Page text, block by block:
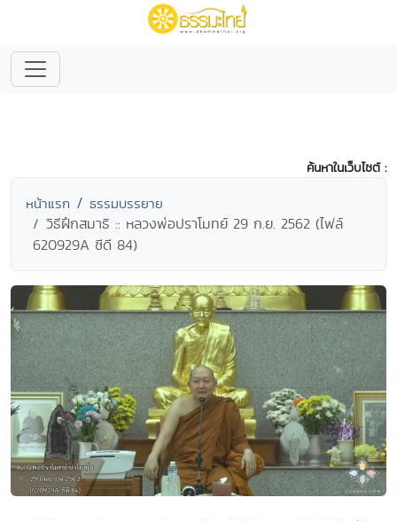
ค้นหาในเว็บไซต์ :
หน้าแรก ธรรมบรรยาย
วิธีฝึกสมาธิ :: หลวงพ่อปราโมทย์ 29 ก.ย. 2562 (ไฟล์
620929A ซีดี 84)